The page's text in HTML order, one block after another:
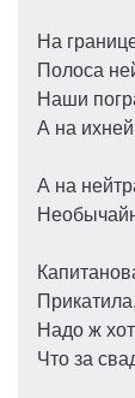
На
Полоса
Наши
А на
А на
Надо ж
Что за